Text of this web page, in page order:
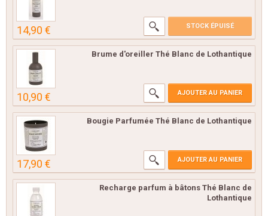
14,90 € STOCK ÉPUISÉ
Brume d'oreiller Thé Blanc de Lothantique
10,90 € AJOUTER AU PANIER
Bougie Parfumée Thé Blanc de Lothantique
17,90 € AJOUTER AU PANIER
Recharge parfum à bâtons Thé Blanc de
Lothantique